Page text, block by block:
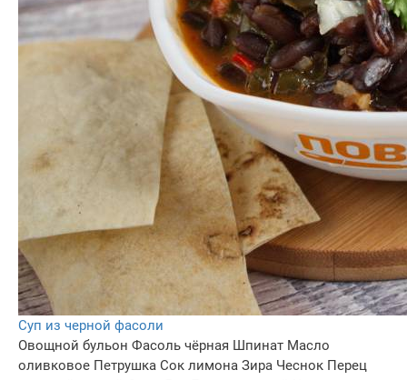
Суп из черной фасоли
Овощной бульон Фасоль чёрная Шпинат Масло
оливковое Петрушка Сок лимона Зира Чеснок Перец